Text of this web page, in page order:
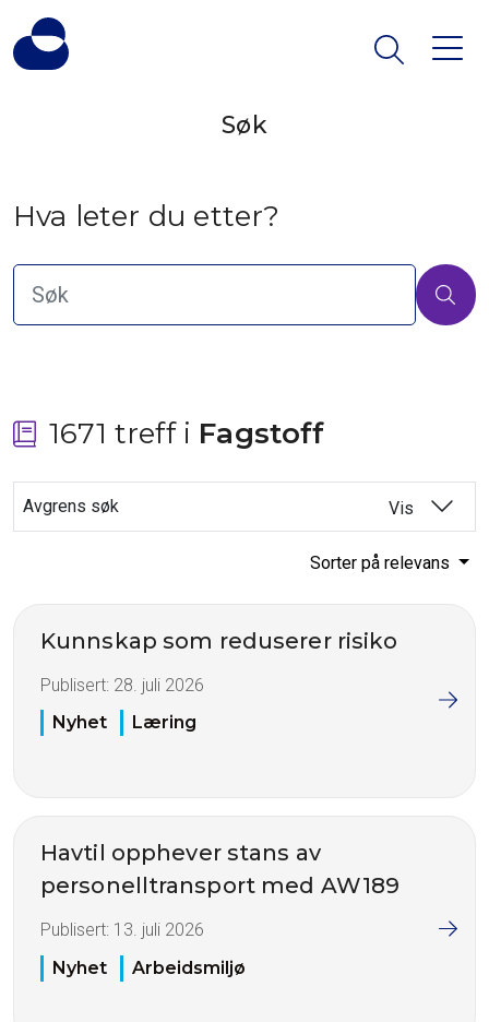
Søk
Hva leter du etter?
1671 treff i Fagstoff
Avgrens søk Vis
Sorter på relevans
Kunnskap som reduserer risiko
Publisert: 28. juli 2026
Nyhet
Læring
Havtil opphever stans av
personelltransport med AW189
Publisert: 13. juli 2026
Nyhet
Arbeidsmiljø